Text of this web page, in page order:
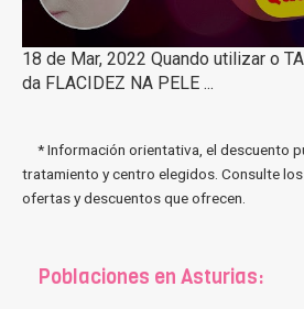
18 de Mar, 2022 Quando utilizar o
da FLACIDEZ NA PELE ...
* Información orientativa, el descuento
tratamiento y centro elegidos. Consulte
ofertas y descuentos que ofrecen.
Poblaciones en Asturias: